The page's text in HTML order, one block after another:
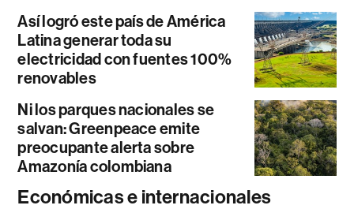
Así logró este país de América
Latina generar toda su
electricidad con fuentes 100%
renovables
Ni los parques nacionales se
salvan: Greenpeace emite
preocupante alerta sobre
Amazonía colombiana
Económicas e internacionales